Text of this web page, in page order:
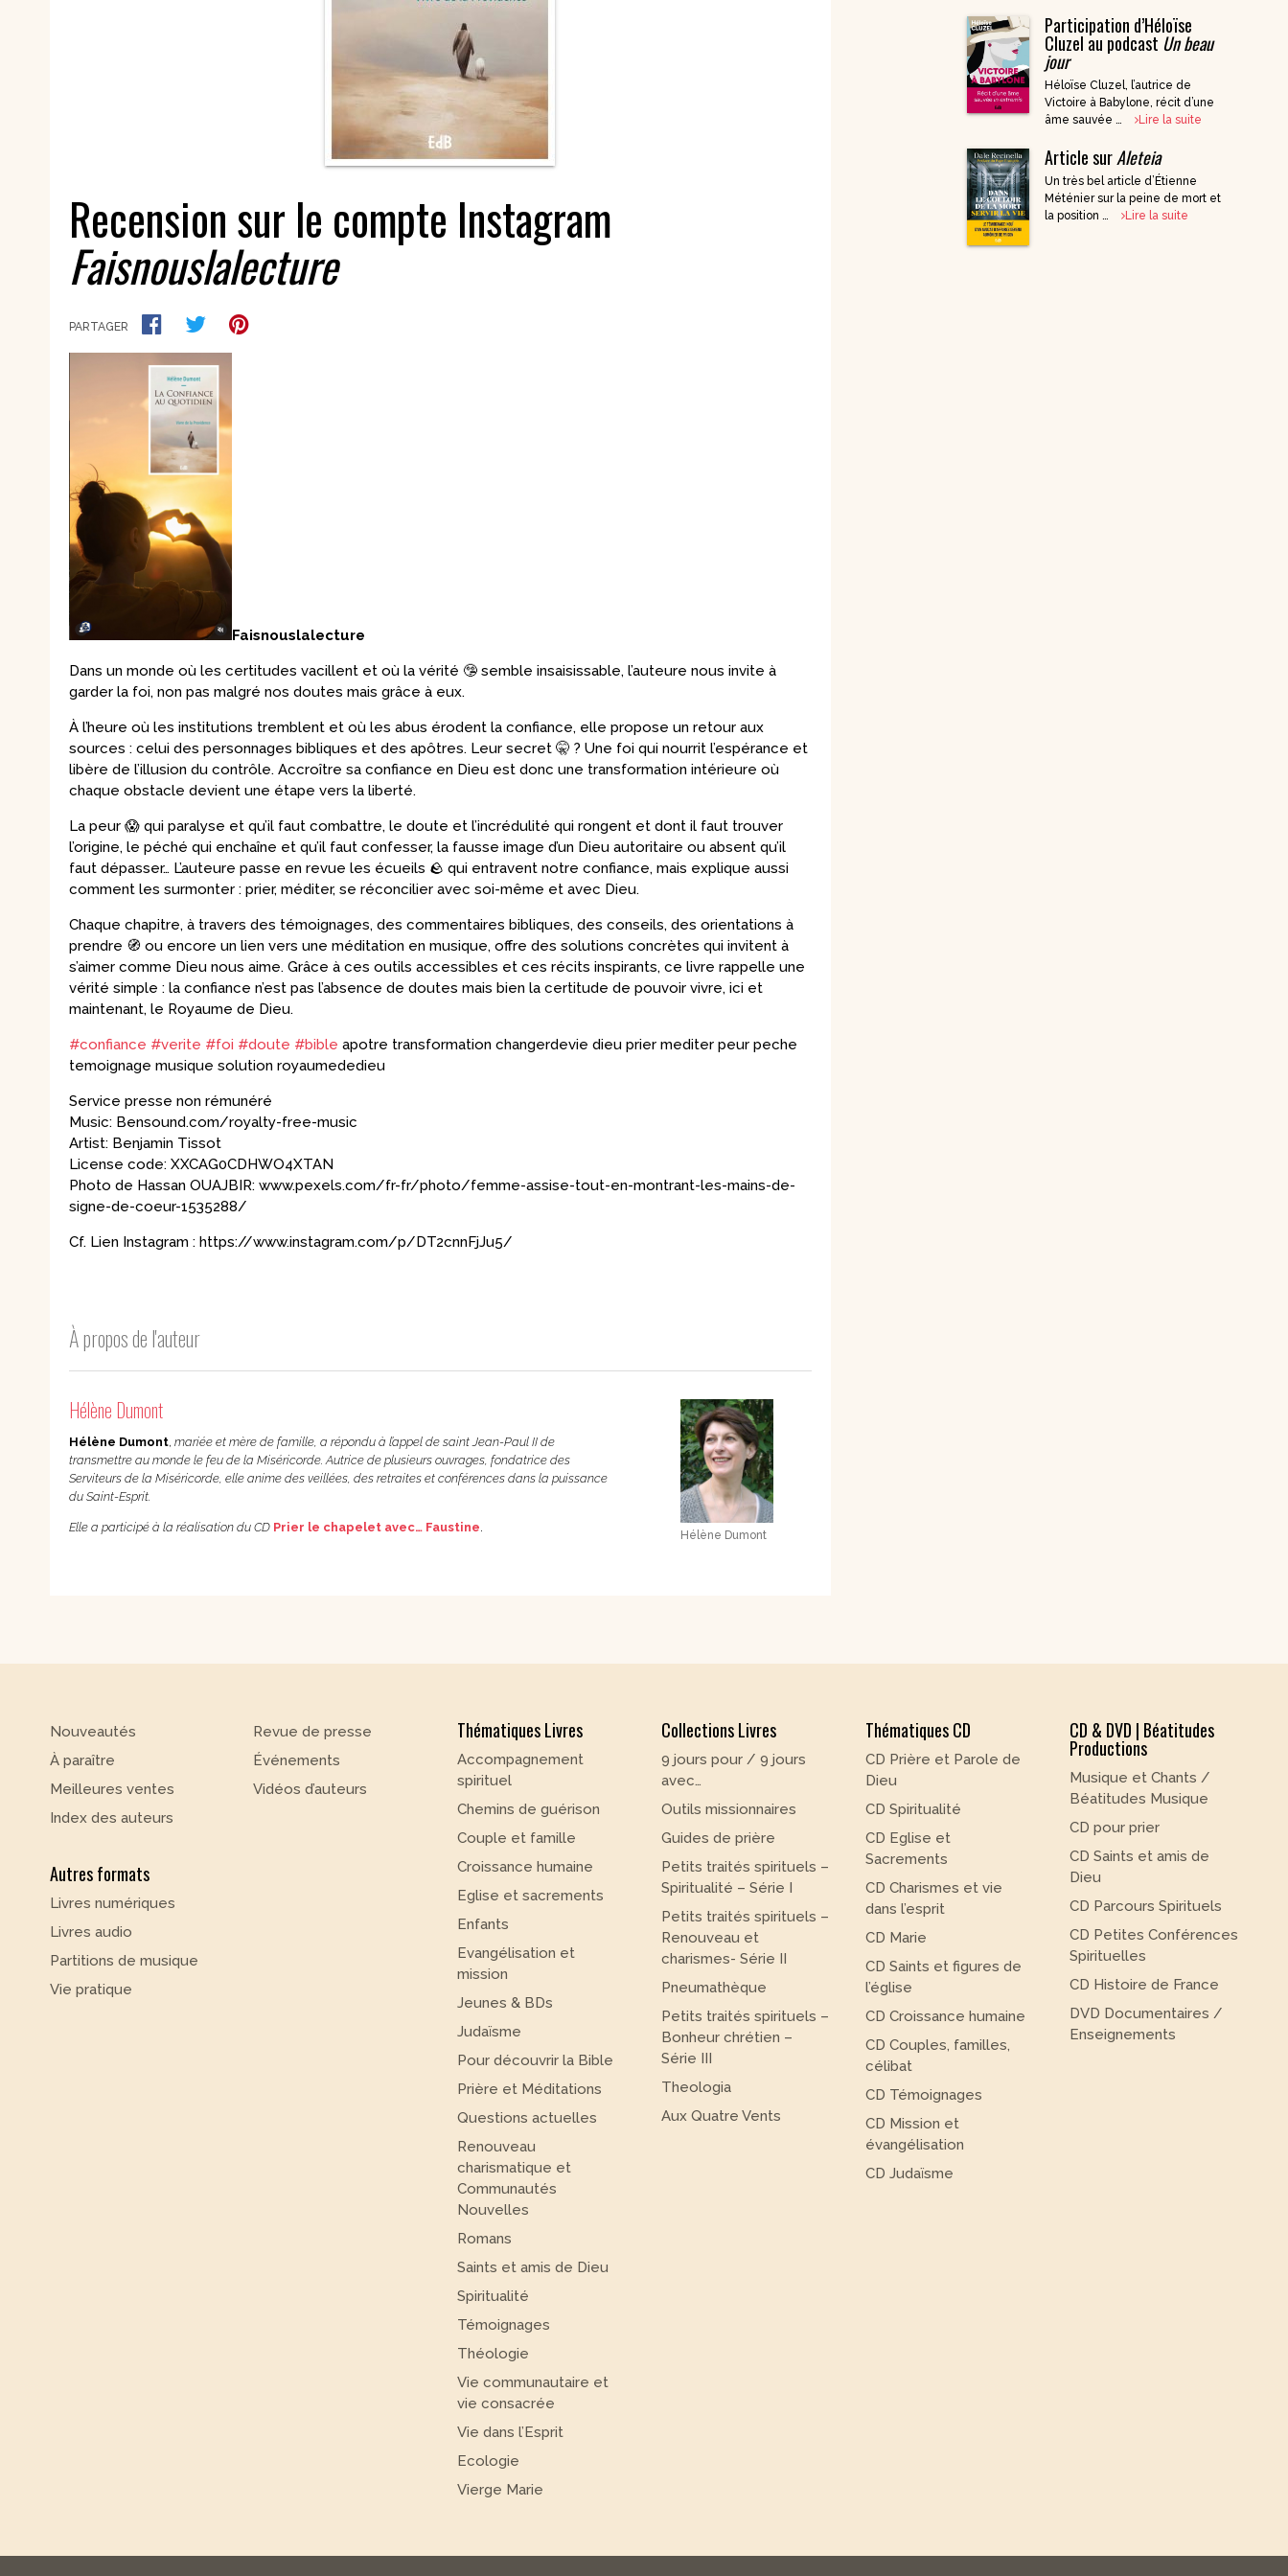
Vie dans l’Esprit
Vierge Marie
DVD Documentaires
/ Enseignements
Recension sur le compte Instagram
Faisnouslalecture
PARTAGER
Faisnouslalecture
Dans un monde où les certitudes vacillent et où la vérité 🤥 semble insaisissable, l’auteure nous invite à
garder la foi, non pas malgré nos doutes mais grâce à eux.
À l’heure où les institutions tremblent et où les abus érodent la confiance, elle propose un retour aux
sources : celui des personnages bibliques et des apôtres. Leur secret 🤫 ? Une foi qui nourrit l’espérance et
libère de l’illusion du contrôle. Accroître sa confiance en Dieu est donc une transformation intérieure où
chaque obstacle devient une étape vers la liberté.
La peur 😱 qui paralyse et qu’il faut combattre, le doute et l’incrédulité qui rongent et dont il faut trouver
l’origine, le péché qui enchaîne et qu’il faut confesser, la fausse image d’un Dieu autoritaire ou absent qu’il
faut dépasser… L’auteure passe en revue les écueils 🪨 qui entravent notre confiance, mais explique aussi
comment les surmonter : prier, méditer, se réconcilier avec soi-même et avec Dieu.
Chaque chapitre, à travers des témoignages, des commentaires bibliques, des conseils, des orientations à
prendre 🧭 ou encore un lien vers une méditation en musique, offre des solutions concrètes qui invitent à
s’aimer comme Dieu nous aime. Grâce à ces outils accessibles et ces récits inspirants, ce livre rappelle une
vérité simple : la confiance n’est pas l’absence de doutes mais bien la certitude de pouvoir vivre, ici et
maintenant, le Royaume de Dieu.
#confiance #verite #foi #doute #bible apotre transformation changerdevie dieu prier mediter peur peche
temoignage musique solution royaumededieu
Service presse non rémunéré
Music: Bensound.com/royalty-free-music
Artist: Benjamin Tissot
License code: XXCAG0CDHWO4XTAN
Photo de Hassan OUAJBIR: www.pexels.com/fr-fr/photo/femme-assise-tout-en-montrant-les-mains-de-
signe-de-coeur-1535288/
Cf. Lien Instagram : https://www.instagram.com/p/DT2cnnFjJu5/
À propos de l'auteur
Hélène Dumont
Hélène Dumont, mariée et mère de famille, a répondu à l’appel de saint Jean-Paul II de
transmettre au monde le feu de la Miséricorde. Autrice de plusieurs ouvrages, fondatrice des
Serviteurs de la Miséricorde, elle anime des veillées, des retraites et conférences dans la puissance
du Saint-Esprit.
Elle a participé à la réalisation du CD Prier le chapelet avec… Faustine.
Hélène Dumont
Participation d’Héloïse
Cluzel au podcast Un beau
jour
Héloïse Cluzel, l’autrice de
Victoire à Babylone, récit d’une
âme sauvée …
Lire la suite
Article surAleteia
Un très bel article d’Étienne
Méténier sur la peine de mort et
la position …
Lire la suite
Nouveautés
À paraître
Meilleures ventes
Index des auteurs
Autres formats
Livres numériques
Livres audio
Partitions de musique
Vie pratique
Revue de presse
Événements
Vidéos d’auteurs
Thématiques Livres
Accompagnement
spirituel
Chemins de guérison
Couple et famille
Croissance humaine
Eglise et sacrements
Enfants
Evangélisation et
mission
Jeunes & BDs
Judaïsme
Pour découvrir la Bible
Prière et Méditations
Questions actuelles
Renouveau
charismatique et
Communautés
Nouvelles
Romans
Saints et amis de Dieu
Spiritualité
Témoignages
Théologie
Vie communautaire et
vie consacrée
Vie dans l’Esprit
Ecologie
Vierge Marie
Collections Livres
9 jours pour / 9 jours
avec…
Outils missionnaires
Guides de prière
Petits traités spirituels –
Spiritualité – Série I
Petits traités spirituels –
Renouveau et
charismes- Série II
Pneumathèque
Petits traités spirituels –
Bonheur chrétien –
Série III
Theologia
Aux Quatre Vents
Thématiques CD
CD Prière et Parole de
Dieu
CD Spiritualité
CD Eglise et
Sacrements
CD Charismes et vie
dans l’esprit
CD Marie
CD Saints et figures de
l’église
CD Croissance humaine
CD Couples, familles,
célibat
CD Témoignages
CD Mission et
évangélisation
CD Judaïsme
CD & DVD | Béatitudes
Productions
Musique et Chants /
Béatitudes Musique
CD pour prier
CD Saints et amis de
Dieu
CD Parcours Spirituels
CD Petites Conférences
Spirituelles
CD Histoire de France
DVD Documentaires /
Enseignements